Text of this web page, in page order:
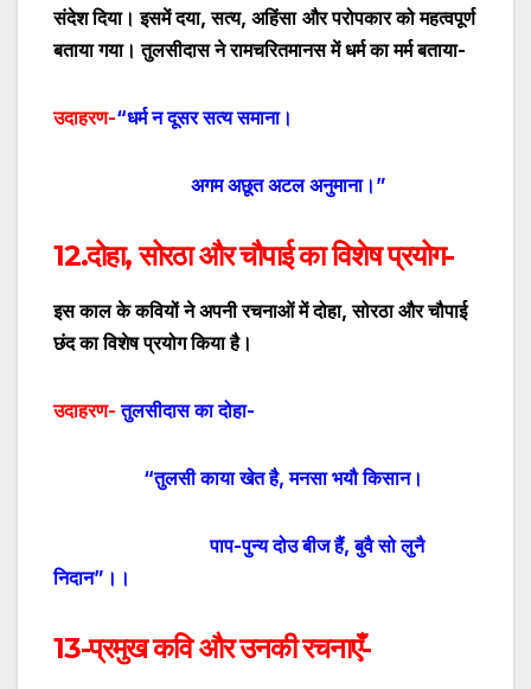
संदेश दिया। इसमें दया,सत्य, अहिंसा और परोपकार को महत्वपूर्ण
बताया गया। तुलसीदास ने रामचरितमानस में धर्म का मर्म बताया-
उदाहरण-“धर्म न दूसर सत्य समाना।
अगम अछूत अटल अनुमाना।”
12.दोहा,सोरठा और चौपाई का विशेष प्रयोग-
इस काल के कवियों ने अपनी रचनाओं में दोहा, सोरठा और चौपाई
छंद का विशेष प्रयोग किया है।
उदाहरण-तुलसीदास का दोहा-
“तुलसी काया खेत है,मनसा भयौ किसान।
पाप-पुन्य दोउ बीज हैं,बुवै सो लुनै
निदान” ।।
13-प्रमुख कवि और उनकी रचनाएँ-